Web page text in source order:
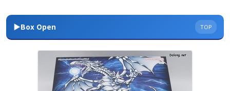
▶Box Open TOP